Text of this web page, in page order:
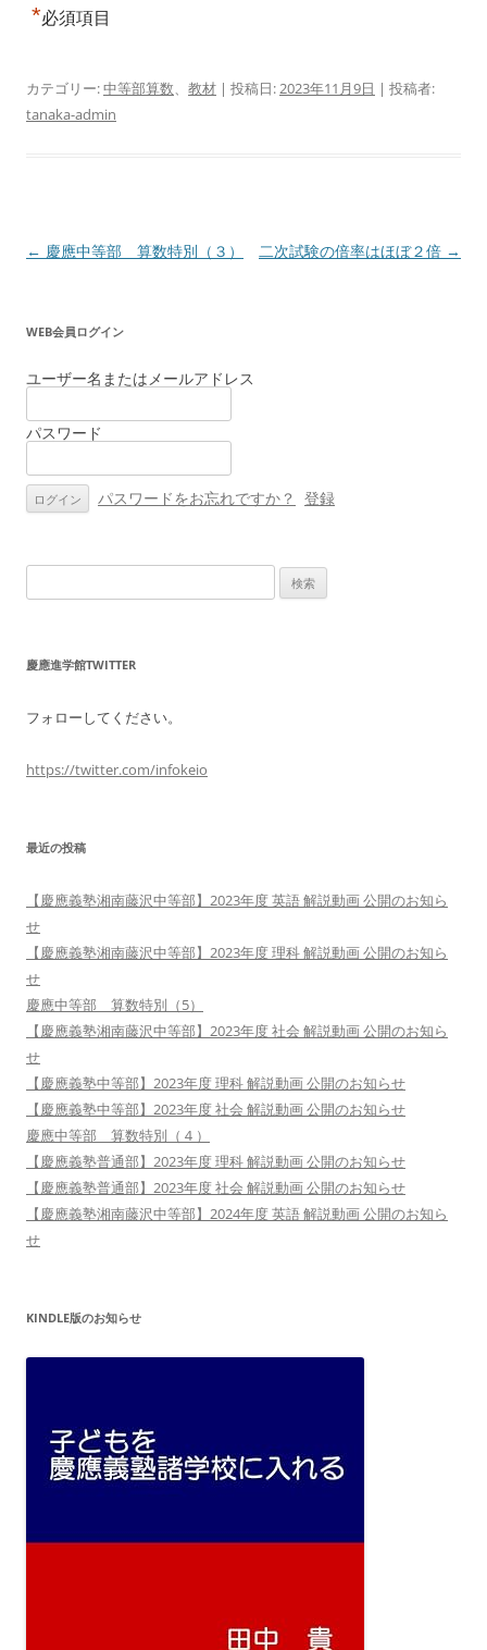
*必須項目
カテゴリー:中等部算数、 教材 | 投稿日:2023年11月9日 | 投稿者:
tanaka-admin
投
ビ
ゲ
シ
ン
← 慶應中等部 算数特別（３） 二次試験の倍率はほぼ２倍 →
WEB会員ログイン
ユーザー名またはメールアドレス
パスワード
パスワードをお忘れですか？ 登録
索:
慶應進学館TWITTER
フォローしてください。
https://twitter.com/infokeio
最近の投稿
【慶應義塾湘南藤沢中等部】2023年度 英語 解説動画 公開のお知ら
せ
【慶應義塾湘南藤沢中等部】2023年度 理科 解説動画 公開のお知ら
せ
慶應中等部 算数特別（5）
【慶應義塾湘南藤沢中等部】2023年度 社会 解説動画 公開のお知ら
せ
【慶應義塾中等部】2023年度 理科 解説動画 公開のお知らせ
【慶應義塾中等部】2023年度 社会 解説動画 公開のお知らせ
慶應中等部 算数特別（４）
【慶應義塾普通部】2023年度 理科 解説動画 公開のお知らせ
【慶應義塾普通部】2023年度 社会 解説動画 公開のお知らせ
【慶應義塾湘南藤沢中等部】2024年度 英語 解説動画 公開のお知ら
せ
KINDLE版のお知らせ